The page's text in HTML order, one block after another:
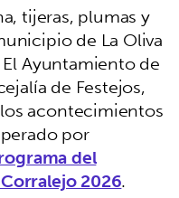
tijeras, plumas y
de La Oliva
Ayuntamiento de
de Festejos,
acontecimientos
por
del
2026.